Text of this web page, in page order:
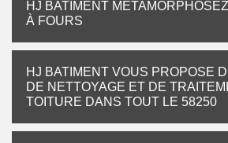
HJ BATIMENT
À FOURS
HJ BATIMENT VOUS PROPOSE
DE NETTOYAGE ET DE
TOITURE DANS TOUT LE 58250